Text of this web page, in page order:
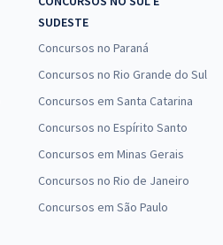
SUDESTE
Concursos no Paraná
Concursos no Rio Grande do Sul
Concursos em Santa Catarina
Concursos no Espírito Santo
Concursos em Minas Gerais
Concursos no Rio de Janeiro
Concursos em São Paulo